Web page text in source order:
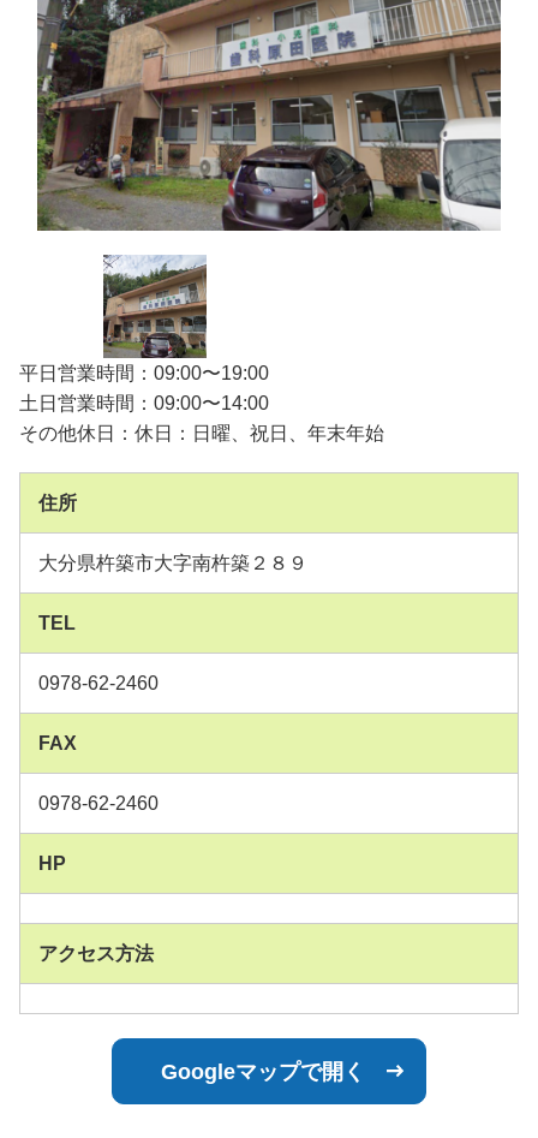
平日営業時間：09:00〜19:00
土日営業時間：09:00〜14:00
その他休日：休日：日曜、祝日、年末年始
住所
大分県杵築市大字南杵築２８９
TEL
0978-62-2460
FAX
0978-62-2460
HP
アクセス方法
Googleマップで開く